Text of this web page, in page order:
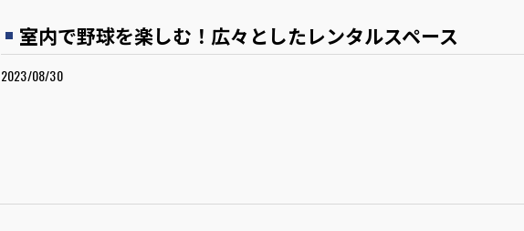
室内で野球を楽しむ！広々としたレンタルスペース
2023/08/30